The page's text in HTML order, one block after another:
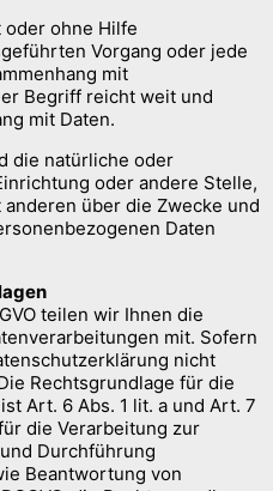
oder ohne Hilfe
Vorgang oder jede
mit
Begriff reicht weit und
mit Daten.
die natürliche oder
oder andere Stelle,
über die Zwecke und
Daten
teilen wir Ihnen die
mit. Sofern
nicht
Rechtsgrundlage für die
Art. 6 Abs. 1 lit. a und Art. 7
die Verarbeitung zur
Durchführung
Beantwortung von